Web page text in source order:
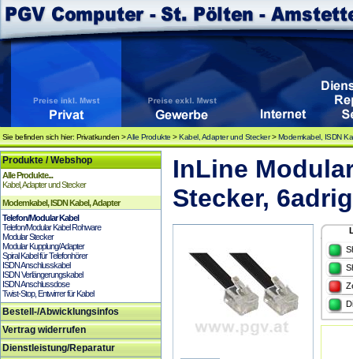
Sie befinden sich hier: Privatkunden >Alle Produkte >Kabel, Adapter und Stecker>Modemkabel, ISDN
Produkte / Webshop
Alle Produkte...
Kabel, Adapter und Stecker
Modemkabel, ISDN Kabel, Adapter
Telefon/Modular Kabel
Telefon/Modular Kabel Rohware
Modular Stecker
Modular Kupplung/Adapter
Spiral Kabel für Telefonhörer
ISDN Anschlusskabel
ISDN Verlängerungskabel
ISDN Anschlussdose
Twist-Stop, Entwirrer für Kabel
Bestell-/Abwicklungsinfos
Vertrag widerrufen
Dienstleistung/Reparatur
InLine
Stecker,